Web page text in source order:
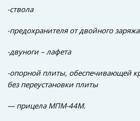
-ствола
-предохранителя от двойного
-двуноги – лафета
-опорной плиты, обеспечивающей
без переустановки плиты
— прицела МПМ-44М.